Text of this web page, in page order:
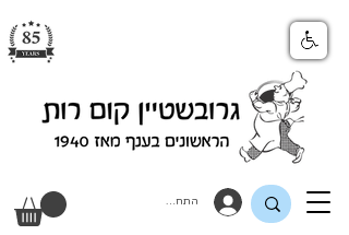
התחבר